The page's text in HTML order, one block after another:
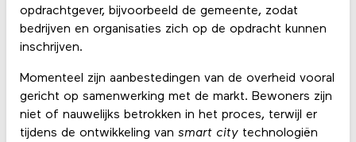
opdrachtgever, bijvoorbeeld de gemeente, zodat
bedrijven en organisaties zich op de opdracht kunnen
inschrijven.
Momenteel zijn aanbestedingen van de overheid vooral
gericht op samenwerking met de markt. Bewoners zijn
niet of nauwelijks betrokken in het proces, terwijl er
tijdens de ontwikkeling van smart citytechnologiën